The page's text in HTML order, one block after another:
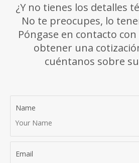
¿Y no tienes los detalles
No te preocupes, lo
Póngase en contacto
obtener una
cuéntanos sobre
Name
Email